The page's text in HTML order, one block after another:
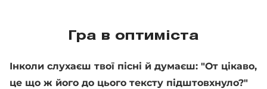
Гра в оптиміста
Інколи слухаєш твої пісні й думаєш: "От цікаво,
це що ж його до цього тексту підштовхнуло?"